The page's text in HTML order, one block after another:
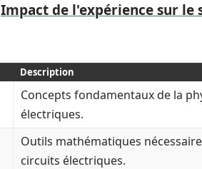
Impact de l'expérience sur le
Description
Concepts fondamentaux de la
électriques.
Outils mathématiques
circuits électriques.